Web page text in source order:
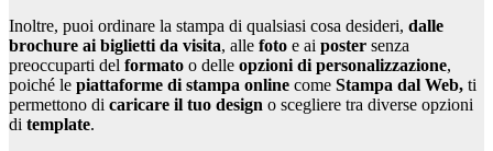
Inoltre, puoi ordinare la stampa di qualsiasi cosa desideri, dalle
brochure ai biglietti da visita, alle foto e ai poster senza
preoccuparti del formato o delle opzioni di personalizzazione,
poiché le piattaforme di stampa online come Stampa dal Web, ti
permettono di caricare il tuo design o scegliere tra diverse opzioni
di template.